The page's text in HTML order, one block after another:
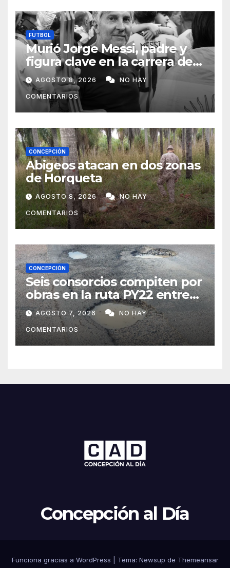
FUTBOL
Murió Jorge Messi, padre y
figura clave en la carrera de
Lionel Messi
AGOSTO 8, 2026 NO HAY
COMENTARIOS
CONCEPCIÓN
Abigeos atacan en dos zonas
de Horqueta
AGOSTO 8, 2026 NO HAY
COMENTARIOS
CONCEPCIÓN
Seis consorcios compiten por
obras en la ruta PY22 entre
Concepción y Vallemí
AGOSTO 7, 2026 NO HAY
COMENTARIOS
Concepción al Día
Funciona gracias a WordPress Tema: Newsup de Themeansar